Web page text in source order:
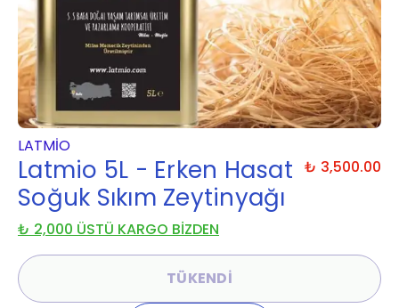
LATMIO
Latmio 5L - Erken Hasat
Soğuk Sıkım Zeytinyağı
₺ 2,000 ÜSTÜ KARGO BİZDEN
₺ 3,500.00
TÜKENDİ